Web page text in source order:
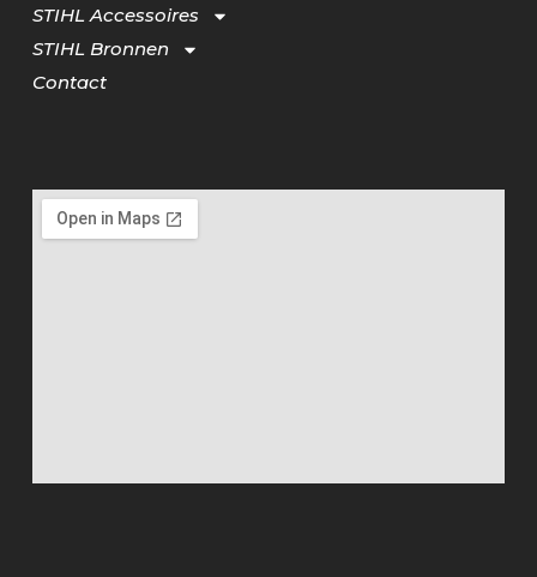
STIHL Accessoires
STIHL Bronnen
Contact